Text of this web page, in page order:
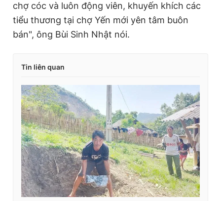
chợ cóc và luôn động viên, khuyến khích các
tiểu thương tại chợ Yến mới yên tâm buôn
bán", ông Bùi Sinh Nhật nói.
Tin liên quan